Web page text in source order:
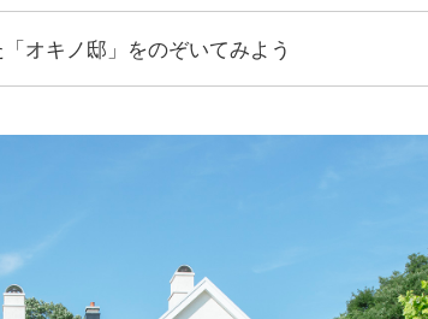
オキノ邸」をのぞいてみよう